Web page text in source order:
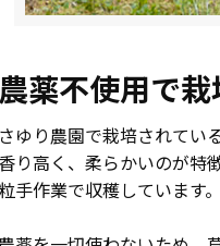
農薬不使用で
さゆり農園で栽培されてい
香り高く、柔らかいのが特
手作業で収穫しています。